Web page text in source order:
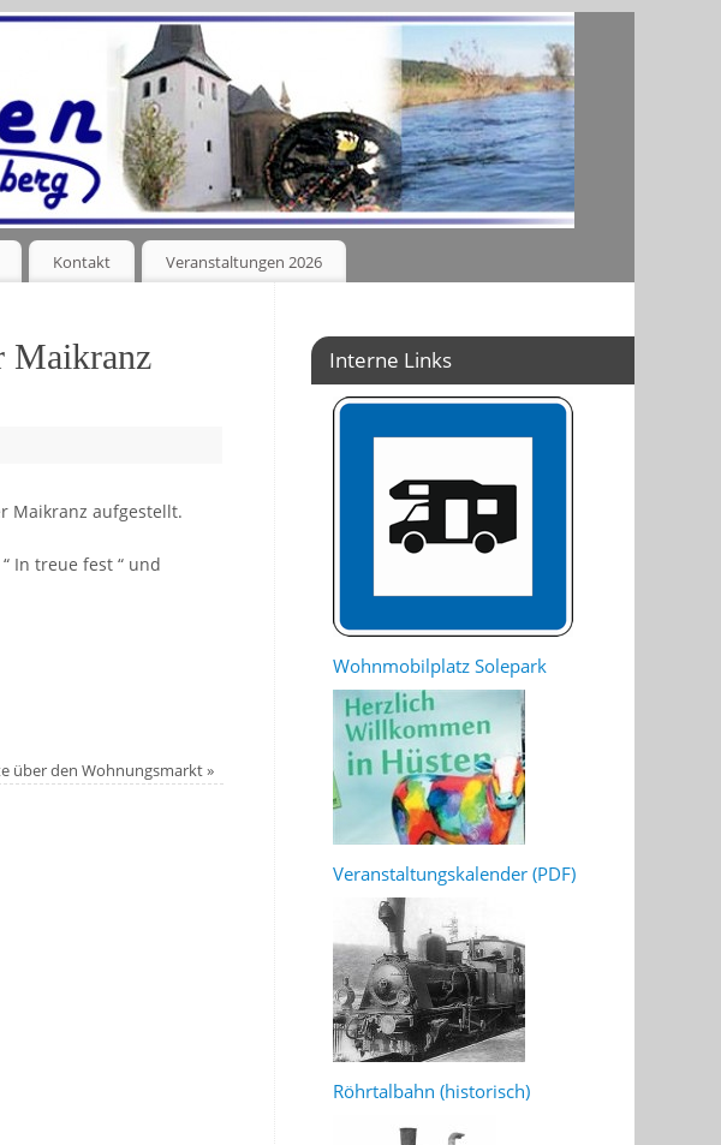
Kontakt Veranstaltungen 2026
Maikranz
Maikranz aufgestellt.
In treue fest “ und
über den Wohnungsmarkt»
Interne Links
Wohnmobilplatz Solepark
Veranstaltungskalender (PDF)
Röhrtalbahn (historisch)